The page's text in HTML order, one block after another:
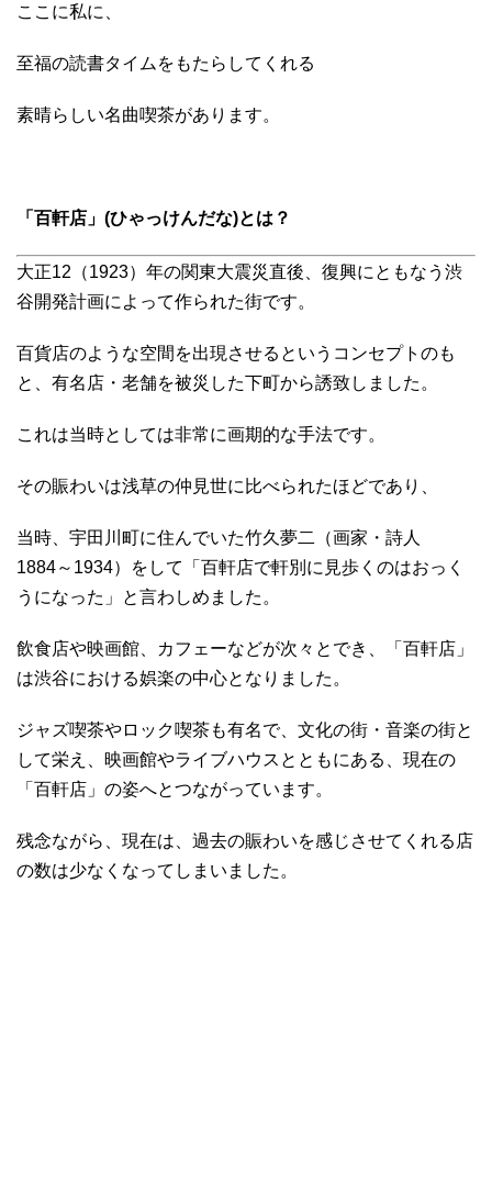
ここに私に、
至福の読書タイムをもたらしてくれる
素晴らしい名曲喫茶があります。
「百軒店」(ひゃっけんだな)とは？
大正12（1923）年の関東大震災直後、復興にともなう渋
谷開発計画によって作られた街です。
百貨店のような空間を出現させるというコンセプトのも
と、有名店・老舗を被災した下町から誘致しました。
これは当時としては非常に画期的な手法です。
その賑わいは浅草の仲見世に比べられたほどであり、
当時、宇田川町に住んでいた竹久夢二（画家・詩人
1884～1934）をして「百軒店で軒別に見歩くのはおっく
うになった」と言わしめました。
飲食店や映画館、カフェーなどが次々とでき、「百軒店」
は渋谷における娯楽の中心となりました。
ジャズ喫茶やロック喫茶も有名で、文化の街・音楽の街と
して栄え、映画館やライブハウスとともにある、現在の
「百軒店」の姿へとつながっています。
残念ながら、現在は、過去の賑わいを感じさせてくれる店
の数は少なくなってしまいました。